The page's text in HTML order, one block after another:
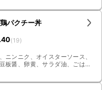
パクチー丼
(19)
ニンニク、オイスターソース、
板醤、卵黄、サラダ油、ごは